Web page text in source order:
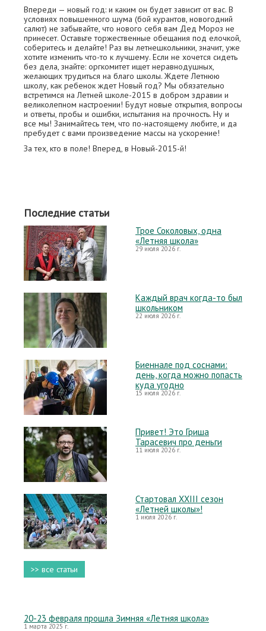
Впереди — новый год: и каким он будет зависит от вас. В
условиях повышенного шума (бой курантов, новогодний
салют) не забывайте, что нового себя вам Дед Мороз не
принесет. Оставьте торжественные обещания под елочкой,
соберитесь и делайте! Раз вы летнешкольники, значит, уже
хотите изменить что-то к лучшему. Если не хочется сидеть
без дела, знайте: оргкомитет ищет неравнодушных,
желающих трудиться на благо школы. Ждете Летнюю
школу, как ребенок ждет Новый год? Мы обязательно
встретимся на Летней школе-2015 в добром здравии и
великолепном настроении! Будут новые открытия, вопросы
и ответы, пробы и ошибки, испытания на прочность. Ну и
все мы! Занимайтесь тем, что по-настоящему любите, и да
пребудет с вами произведение массы на ускорение!
За тех, кто в поле! Вперед, в Новый-2015-й!
Последние статьи
Трое Соколовых, одна
«Летняя школа»
29 июля 2026 г.
Каждый врач когда-то был
школьником
22 июля 2026 г.
Биеннале под соснами:
день, когда можно попасть
куда угодно
15 июля 2026 г.
Привет! Это Гриша
Тарасевич про деньги
11 июля 2026 г.
Стартовал XXIII сезон
«Летней школы»!
1 июля 2026 г.
>> все статьи
20-23 февраля прошла Зимняя «Летняя школа»
1 марта 2025 г.